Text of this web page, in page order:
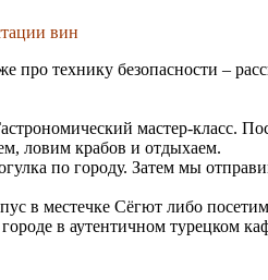
вин
про технику безопасности –
мастер-класс.
ловим крабов и отдыхаем.
по городу. Затем мы
в местечке Сёгют либо
в аутентичном турецком